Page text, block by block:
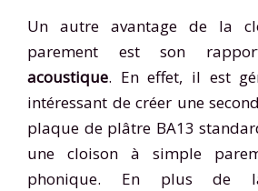
Un autre avantage de la
parement est son
acoustique. En effet, il est
intéressant de créer une
plaque de plâtre BA13
une cloison à simple
phonique. En plus de